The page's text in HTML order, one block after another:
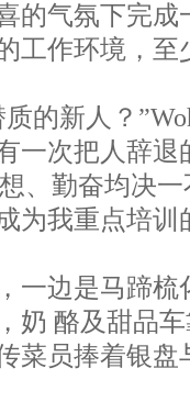
的气氛下完
工作环境，至
的新人？
一次把人辞
、勤奋均决
为我重点培训
一边是马蹄
奶 酪及甜品
菜员捧着银盘